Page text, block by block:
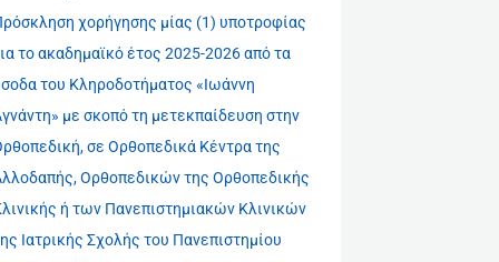
χορήγησης μίας (1) υποτροφίας
το ακαδημαϊκό έτος 2025-2026 από τα
του Κληροδοτήματος «Ιωάννη
με σκοπό τη μετεκπαίδευση στην
σε Ορθοπεδικά Κέντρα της
Ορθοπεδικών της Ορθοπεδικής
ή των Πανεπιστημιακών Κλινικών
Ιατρικής Σχολής του Πανεπιστημίου